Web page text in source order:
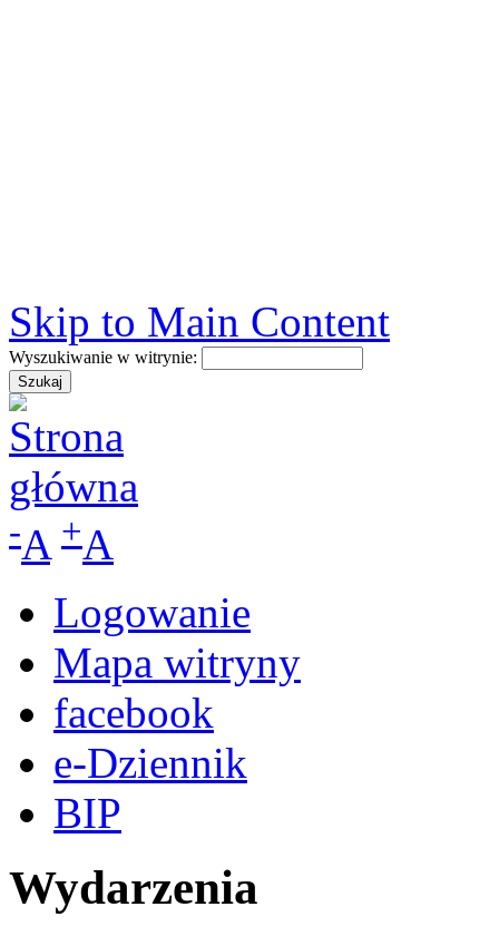
Skip to Main Content
Wyszukiwanie w witrynie:
-A +A
Logowanie
Mapa witryny
facebook
e-Dziennik
BIP
Wydarzenia